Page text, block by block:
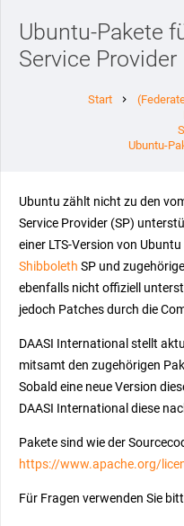
Ubuntu-Pakete
Service Provider
Start chevron_right
Ubuntu-
Ubuntu zählt nicht zu den
Service Provider (SP)
einer LTS-Version von
Shibboleth SP und
ebenfalls nicht offiziell
jedoch Patches durch die
DAASI International stellt
mitsamt den zugehörigen
Sobald eine neue Version
DAASI International diese
Pakete sind wie der
https://www.apache.org/
Für Fragen verwenden Sie